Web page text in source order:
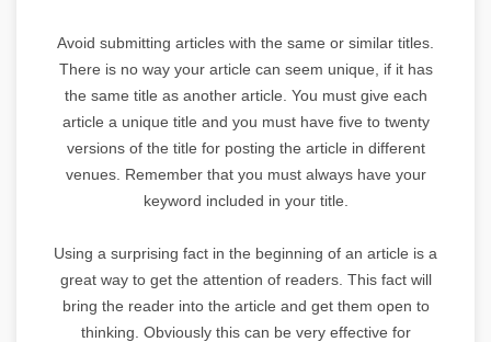
Avoid submitting articles with the same or similar titles.
There is no way your article can seem unique, if it has
the same title as another article. You must give each
article a unique title and you must have five to twenty
versions of the title for posting the article in different
venues. Remember that you must always have your
keyword included in your title.
Using a surprising fact in the beginning of an article is a
great way to get the attention of readers. This fact will
bring the reader into the article and get them open to
thinking. Obviously this can be very effective for